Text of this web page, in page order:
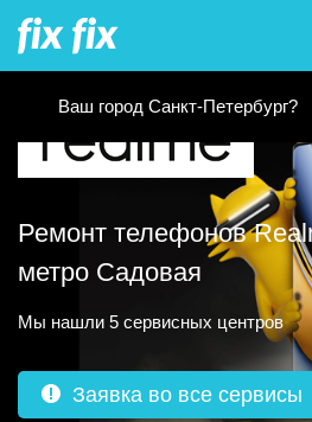
Ваш город Санкт-Петербург?
Ремонт телефонов
метро Садовая
Мы нашли 5 сервисных центров
Заявка во все сервисы